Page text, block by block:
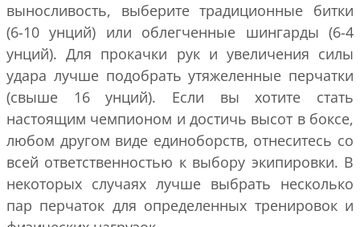
выносливость, выберите традиционные битки
(6-10 унций) или облегченные шингарды (6-4
унций). Для прокачки рук и увеличения силы
удара лучше подобрать утяжеленные перчатки
(свыше 16 унций). Если вы хотите стать
настоящим чемпионом и достичь высот в боксе,
любом другом виде единоборств, отнеситесь со
всей ответственностью к выбору экипировки. В
некоторых случаях лучше выбрать несколько
пар перчаток для определенных тренировок и